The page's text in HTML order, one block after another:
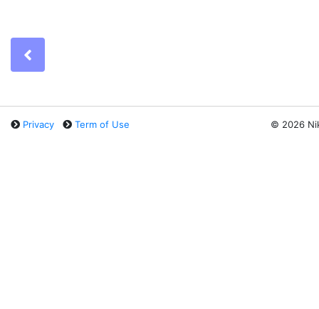
Privacy Term of Use © 2026